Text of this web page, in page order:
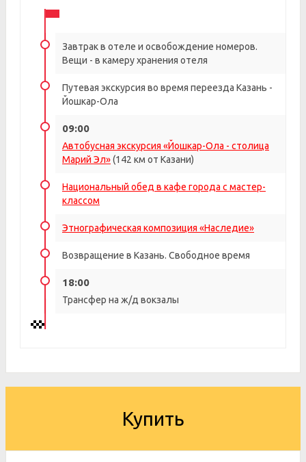
Завтрак в отеле и освобождение номеров.
Вещи - в камеру хранения отеля
Путевая экскурсия во время переезда Казань -
Йошкар-Ола
09:00
Автобусная экскурсия «Йошкар-Ола - столица
Марий Эл»(142 км от Казани)
Национальный обед в кафе города с мастер-
классом
Этнографическая композиция «Наследие»
Возвращение в Казань. Свободное время
18:00
Трансфер на ж/д вокзалы
Купить